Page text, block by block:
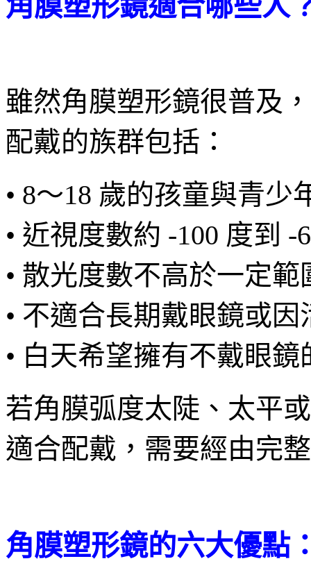
雖然角膜塑形鏡很普及
配戴的族群包括：
• 8～18 歲的孩童與青少
• 近視度數約 -100 度到 -
• 散光度數不高於一定範
• 不適合長期戴眼鏡或
• 白天希望擁有不戴眼
若角膜弧度太陡、太平
適合配戴，需要經由完
角膜塑形鏡的六大優點